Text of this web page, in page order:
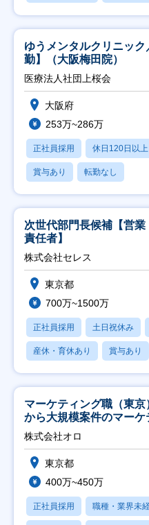
ゆうメンタルクリニッ
勤】（大阪梅田院）
医療法人社団上桜会
大阪府
253万~286万
正社員採用 休日120日以上
賞与あり 転勤なし
次世代部門長候補【営
責任者】
株式会社セレス
東京都
700万~1500万
正社員採用 土日祝休み
産休・育休あり 賞与あり
マーケティング職（東
から大規模案件のマー
修充実】
株式会社オロ
東京都
400万~450万
正社員採用 職種・業界未